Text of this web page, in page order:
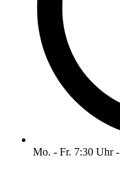
Mo. - Fr. 7:30 Uhr